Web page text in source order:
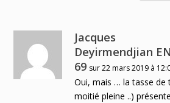
Jacques
Deyirmendjian
69 sur 22 mars 2019 à
Oui, mais … la tasse de
moitié pleine ..)